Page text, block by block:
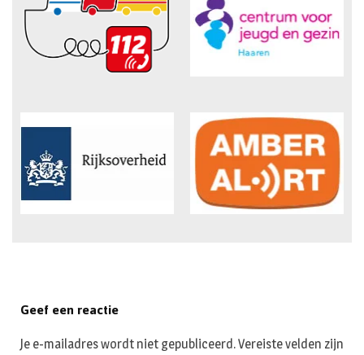
Geef een reactie
Je e-mailadres wordt niet gepubliceerd.Vereiste velden zijn